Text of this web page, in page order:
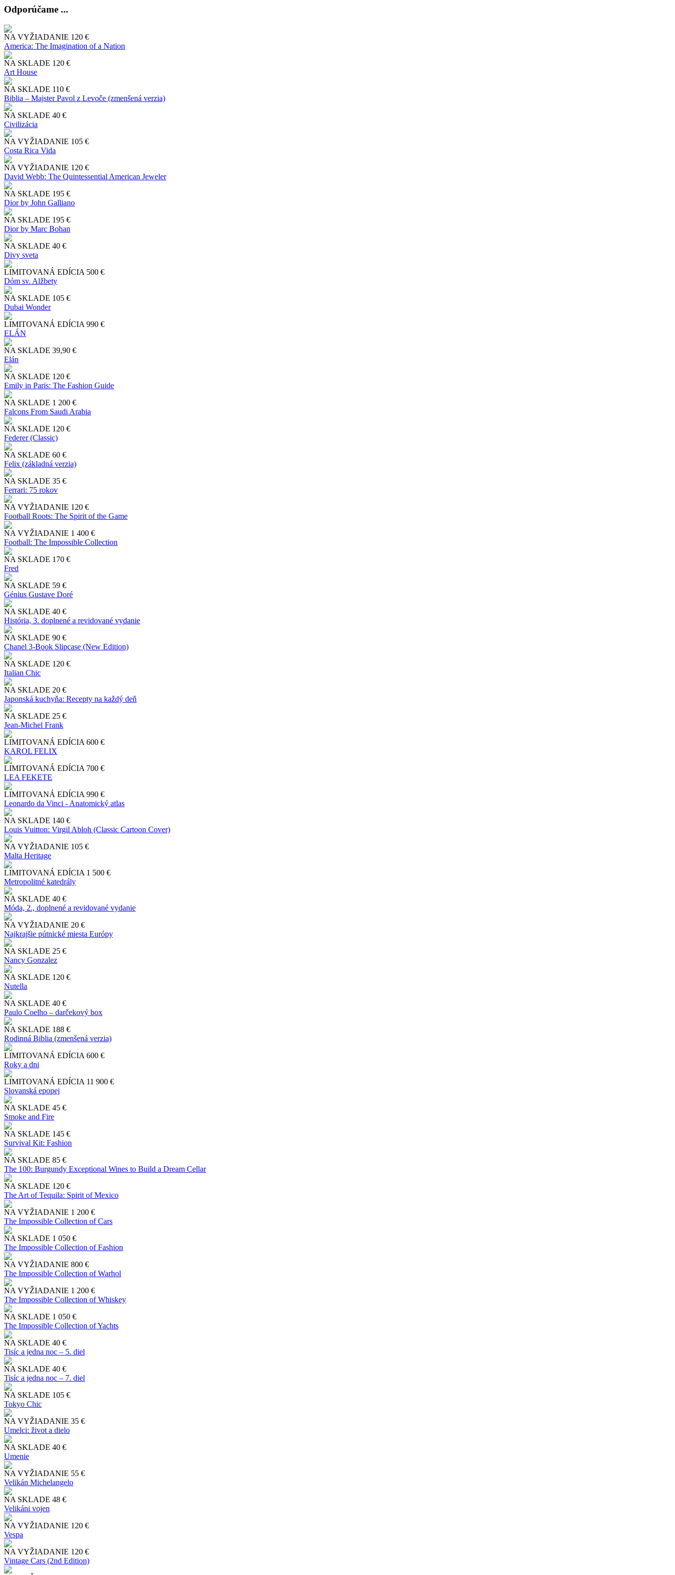
Odporúčame ...
NA VYŽIADANIE 120 €
America: The Imagination of a Nation
NA SKLADE 120 €
Art House
NA SKLADE 110 €
Biblia – Majster Pavol z Levoče (zmenšená verzia)
NA SKLADE 40 €
Civilizácia
NA VYŽIADANIE 105 €
Costa Rica Vida
NA VYŽIADANIE 120 €
David Webb: The Quintessential American Jeweler
NA SKLADE 195 €
Dior by John Galliano
NA SKLADE 195 €
Dior by Marc Bohan
NA SKLADE 40 €
Divy sveta
LIMITOVANÁ EDÍCIA 500 €
Dóm sv. Alžbety
NA SKLADE 105 €
Dubai Wonder
LIMITOVANÁ EDÍCIA 990 €
ELÁN
NA SKLADE 39,90 €
Elán
NA SKLADE 120 €
Emily in Paris: The Fashion Guide
NA SKLADE 1 200 €
Falcons From Saudi Arabia
NA SKLADE 120 €
Federer (Classic)
NA SKLADE 60 €
Felix (základná verzia)
NA SKLADE 35 €
Ferrari: 75 rokov
NA VYŽIADANIE 120 €
Football Roots: The Spirit of the Game
NA VYŽIADANIE 1 400 €
Football: The Impossible Collection
NA SKLADE 170 €
Fred
NA SKLADE 59 €
Génius Gustave Doré
NA SKLADE 40 €
História, 3. doplnené a revidované vydanie
NA SKLADE 90 €
Chanel 3-Book Slipcase (New Edition)
NA SKLADE 120 €
Italian Chic
NA SKLADE 20 €
Japonská kuchyňa: Recepty na každý deň
NA SKLADE 25 €
Jean-Michel Frank
LIMITOVANÁ EDÍCIA 600 €
KAROL FELIX
LIMITOVANÁ EDÍCIA 700 €
LEA FEKETE
LIMITOVANÁ EDÍCIA 990 €
Leonardo da Vinci - Anatomický atlas
NA SKLADE 140 €
Louis Vuitton: Virgil Abloh (Classic Cartoon Cover)
NA VYŽIADANIE 105 €
Malta Heritage
LIMITOVANÁ EDÍCIA 1 500 €
Metropolitné katedrály
NA SKLADE 40 €
Móda, 2., doplnené a revidované vydanie
NA VYŽIADANIE 20 €
Najkrajšie pútnické miesta Európy
NA SKLADE 25 €
Nancy Gonzalez
NA SKLADE 120 €
Nutella
NA SKLADE 40 €
Paulo Coelho – darčekový box
NA SKLADE 188 €
Rodinná Biblia (zmenšená verzia)
LIMITOVANÁ EDÍCIA 600 €
Roky a dni
LIMITOVANÁ EDÍCIA 11 900 €
Slo​vanská epopej
NA SKLADE 45 €
Smoke and Fire
NA SKLADE 145 €
Survival Kit: Fashion
NA SKLADE 85 €
The 100: Burgundy Exceptional Wines to Build a Dream Cellar
NA SKLADE 120 €
The Art of Tequila: Spirit of Mexico
NA VYŽIADANIE 1 200 €
The Impossible Collection of Cars
NA SKLADE 1 050 €
The Impossible Collection of Fashion
NA VYŽIADANIE 800 €
The Impossible Collection of Warhol
NA VYŽIADANIE 1 200 €
The Impossible Collection of Whiskey
NA SKLADE 1 050 €
The Impossible Collection of Yachts
NA SKLADE 40 €
Tisíc a jedna noc – 5. diel
NA SKLADE 40 €
Tisíc a jedna noc – 7. diel
NA SKLADE 105 €
Tokyo Chic
NA VYŽIADANIE 35 €
Umelci: život a dielo
NA SKLADE 40 €
Umenie
NA VYŽIADANIE 55 €
Velikán Michelangelo
NA SKLADE 48 €
Velikáni vojen
NA VYŽIADANIE 120 €
Vespa
NA VYŽIADANIE 120 €
Vintage Cars (2nd Edition)